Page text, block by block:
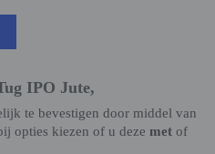
IPO Jute,
te bevestigen door middel van
opties kiezen of u deze met of